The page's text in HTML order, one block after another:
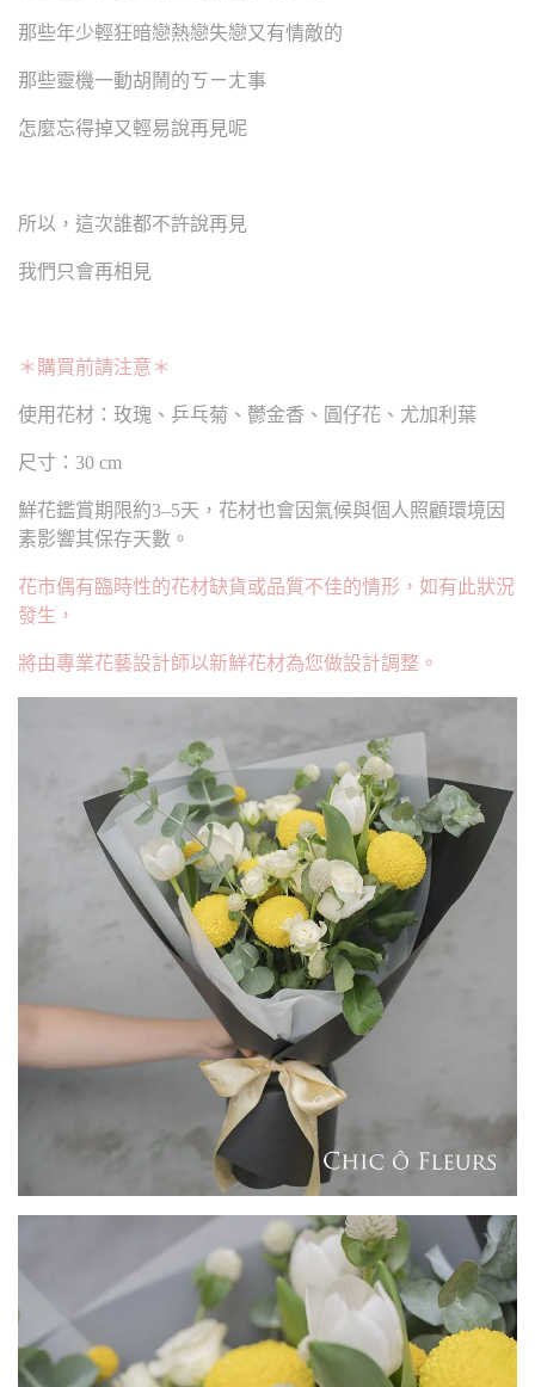
那些年少輕狂暗戀熱戀失戀又有情敵的
那些靈機一動胡鬧的ㄎㄧㄤ事
怎麼忘得掉又輕易說再見呢
所以，這次誰都不許說再見
我們只會再相見
＊購買前請注意＊
使用花材：玫瑰、乒乓菊、鬱金香、圓仔花、尤加利葉
尺寸：30 cm
鮮花鑑賞期限約3–5天，花材也會因氣候與個人照顧環境因
素影響其保存天數。
花市偶有臨時性的花材缺貨或品質不佳的情形，如有此狀況
發生，
將由專業花藝設計師以新鮮花材為您做設計調整。